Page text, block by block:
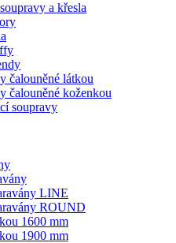
a křesla
čalouněné látkou
čalouněné koženkou
soupravy
LINE
ROUND
1600 mm
1900 mm